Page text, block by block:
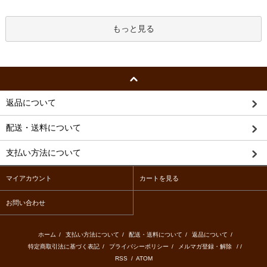
もっと見る
返品について
配送・送料について
支払い方法について
マイアカウント カートを見る
お問い合わせ
ホーム / 支払い方法について / 配送・送料について / 返品について /
特定商取引法に基づく表記 / プライバシーポリシー / メルマガ登録・解除
/ /
RSS / ATOM